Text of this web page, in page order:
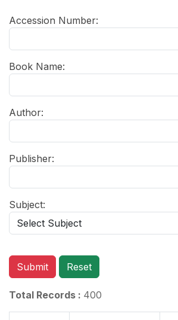
Accession Number:
Book Name:
Author:
Publisher:
Subject:
Submit Reset
Total Records : 400